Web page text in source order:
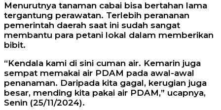
Menurutnya tanaman cabai bisa bertahan lama
tergantung perawatan. Terlebih perananan
pemerintah daerah saat ini sudah sangat
membantu para petani lokal dalam memberikan
bibit.
“Kendala kami di sini cuman air. Kemarin juga
sempat memakai air PDAM pada awal-awal
penanaman. Daripada kita gagal, kerugian juga
besar, mending kita pakai air PDAM,” ucapnya,
Senin (25/11/2024).